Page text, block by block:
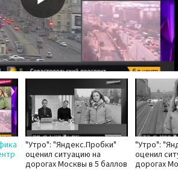
Play
Video
"Утро": "Яндекс.Пробки"
оценил ситуацию на
дорогах Москвы в 5 баллов
"Утро":
оценил
дорогах